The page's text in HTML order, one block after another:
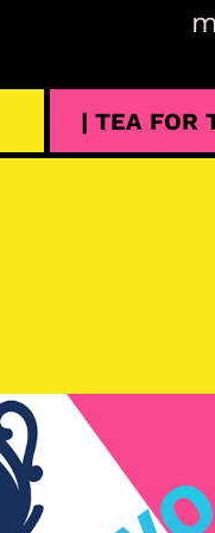
| TEA FOR